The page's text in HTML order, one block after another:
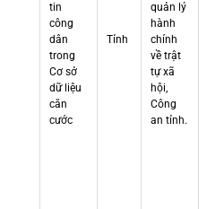
tin
công
dân
trong
Cơ sở
dữ liệu
căn
cước
Tỉnh
quản lý
hành
chính
về trật
tự xã
hội,
Công
an tỉnh.